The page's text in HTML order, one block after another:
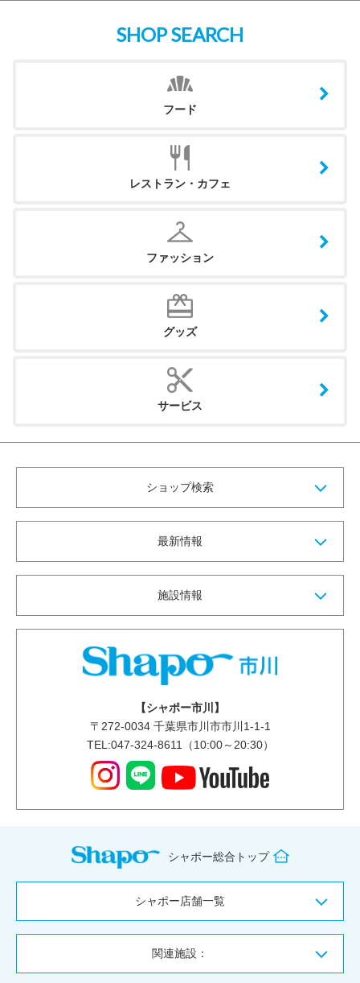
SHOP SEARCH
フード
レストラン・カフェ
ファッション
グッズ
サービス
ショップ検索
最新情報
施設情報
【シャポー市川】
〒 272-0034千葉県市川市市川1-1-1
TEL:047-324-8611（10:00～20:30）
シャポー総合トップ
シャポー店舗一覧
関連施設：